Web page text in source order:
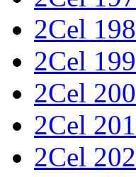
2Cel 198
2Cel 199
2Cel 200
2Cel 201
2Cel 202